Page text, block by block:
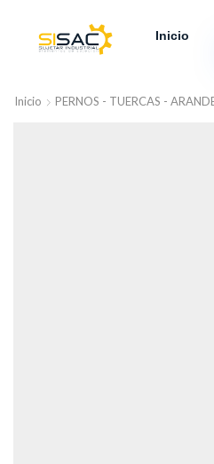
Inicio
Inicio PERNOS - TUERCAS -